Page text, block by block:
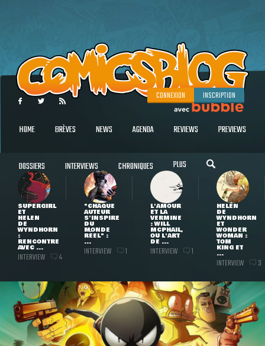
CONNEXION INSCRIPTION
HOME BRÈVES NEWS AGENDA REVIEWS PREVIEWS
DOSSIERS INTERVIEWS CHRONIQUES PLUS
SUPERGIRL
ET
HELEN
DE
WYNDHORN
:
RENCONTRE
AVEC ...
INTERVIEW 4
"CHAQUE
AUTEUR
S'INSPIRE
DU
MONDE
RÉEL" :
...
INTERVIEW 1
L'AMOUR
ET LA
VERMINE
: WILL
MCPHAIL,
OU L'ART
DE ...
INTERVIEW 1
HELEN
DE
WYNDHORN
ET
WONDER
WOMAN :
TOM
KING ET
...
INTERVIEW 3